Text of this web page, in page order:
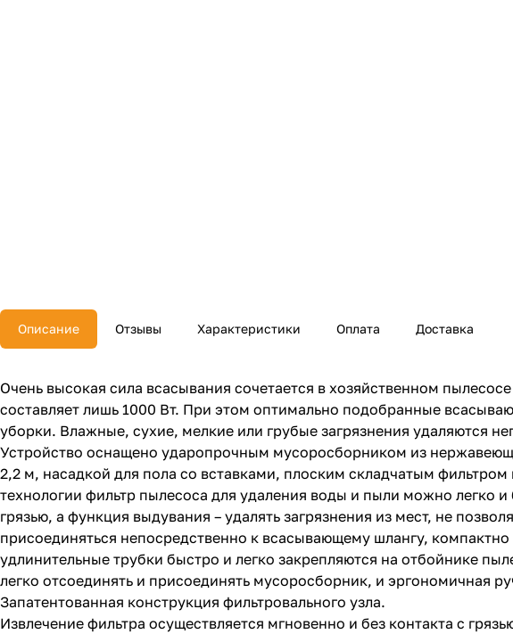
Описание Отзывы Характеристики Оплата Доставка
Очень высокая сила всасывания сочетается в хозяйственном
составляет лишь 1000 Вт. При этом оптимально подобранные
уборки. Влажные, сухие, мелкие или грубые загрязнения удаляются
Устройство оснащено ударопрочным мусоросборником из
2,2 м, насадкой для пола со вставками, плоским складчатым
технологии фильтр пылесоса для удаления воды и пыли можно легко
грязью, а функция выдувания – удалять загрязнения из мест, не
присоединяться непосредственно к всасывающему шлангу,
удлинительные трубки быстро и легко закрепляются на отбойнике
легко отсоединять и присоединять мусоросборник, и эргономичная
Запатентованная конструкция фильтровального узла.
Извлечение фильтра осуществляется мгновенно и без контакта с
с вашей